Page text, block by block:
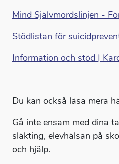
Mind Självmordslinjen -
Stödlistan för
Information och stöd |
Du kan också läsa mera
Gå inte ensam med dina
släkting, elevhälsan på
och hjälp.